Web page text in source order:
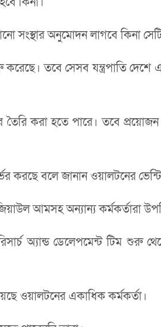
সংস্থার অনুমোদন লাগবে কিনা সেটি
তবে সেসব যন্ত্রপাতি
করা হতে পারে। তবে
করছে বলে জানান ওয়ালটনের
আমসহ অন্যান্য কর্মকর্তারা
অ্যান্ড ডেলেপমেন্ট টিম
ওয়ালটনের একাধিক কর্মকর্তা।